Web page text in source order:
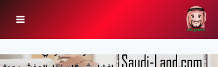
التجاوز
إلى
المحتوى